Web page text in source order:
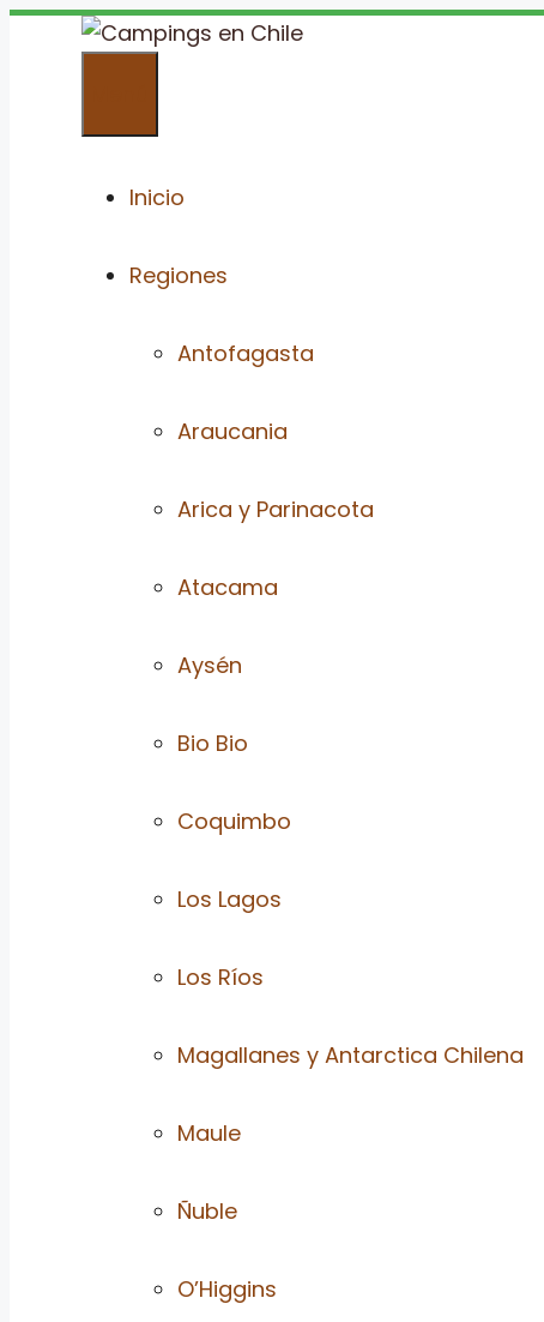
Saltar
Inicio
Regiones
Antofagasta
Araucania
Arica y Parinacota
Atacama
Aysén
Bio Bio
Coquimbo
Los Lagos
Los Ríos
Magallanes y Antarctica Chilena
Maule
Ñuble
O’Higgins